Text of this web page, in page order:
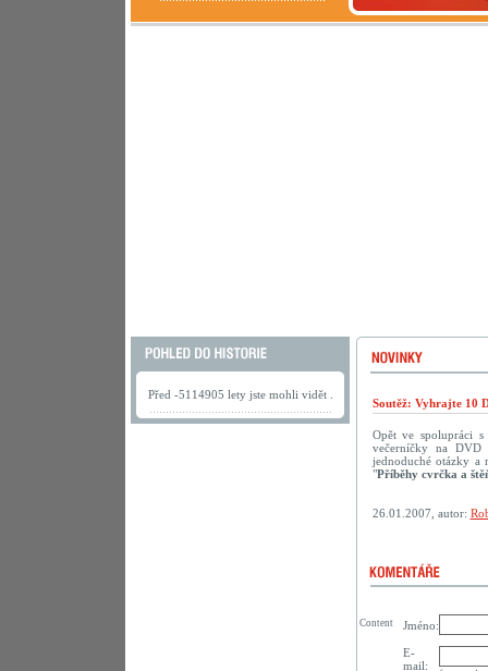
Před -5114905 lety jste mohli vidět .
Soutěž: Vyhrajte 10
Opět ve spolupráci
večerníčky na
jednoduché otázky a
"Příběhy cvrčka a
26.01.2007, autor:
Jméno:
E-
mail:
Content